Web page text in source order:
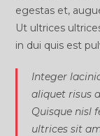
egestas et,
Ut ultrices
in dui quis est
Integer
aliquet risus
Quisque nisl
ultrices sit